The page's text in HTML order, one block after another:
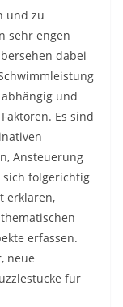
und zu
sehr engen
dabei
und
Es sind
Ansteuerung
folgerichtig
erklären,
erfassen.
neue
für